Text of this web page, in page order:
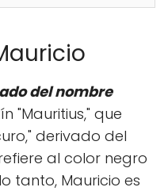
del nombre
"Mauritius," que
derivado del
al color negro
tanto, Mauricio es